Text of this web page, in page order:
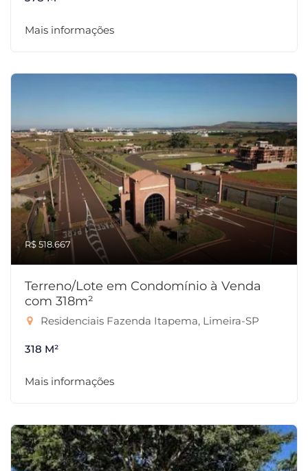
Mais informações
R$ 518.667
Terreno/Lote em Condomínio à Venda
com 318m²
Residenciais Fazenda Itapema, Limeira-SP
318 M²
Mais informações